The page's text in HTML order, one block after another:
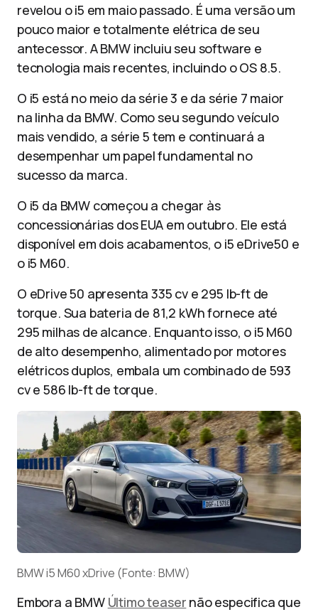
revelou o i5 em maio passado. É uma versão um
pouco maior e totalmente elétrica de seu
antecessor. A BMW incluiu seu software e
tecnologia mais recentes, incluindo o OS 8.5.
O i5 está no meio da série 3 e da série 7 maior
na linha da BMW. Como seu segundo veículo
mais vendido, a série 5 tem e continuará a
desempenhar um papel fundamental no
sucesso da marca.
O i5 da BMW começou a chegar às
concessionárias dos EUA em outubro. Ele está
disponível em dois acabamentos, o i5 eDrive50 e
o i5 M60.
O eDrive 50 apresenta 335 cv e 295 lb-ft de
torque. Sua bateria de 81,2 kWh fornece até
295 milhas de alcance. Enquanto isso, o i5 M60
de alto desempenho, alimentado por motores
elétricos duplos, embala um combinado de 593
cv e 586 lb-ft de torque.
BMW i5 M60 xDrive (Fonte: BMW)
Embora a BMW Último teaser não especifica que